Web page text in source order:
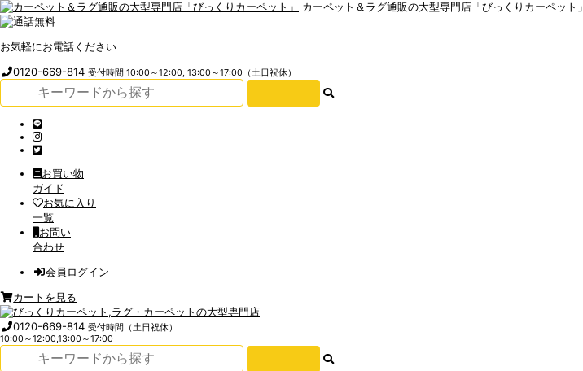
カーペット＆ラグ通販の大型専門店「びっくりカーペット」
お気軽にお電話ください
0120-669-814受付時間 10:00～12:00, 13:00～17:00（土日祝休）
お買い物
ガイド
お気に入り
一覧
お問い
合わせ
会員ログイン
カートを見る
0120-669-814受付時間（土日祝休）
10:00～12:00,13:00～17:00